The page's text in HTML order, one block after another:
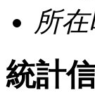
所
統計